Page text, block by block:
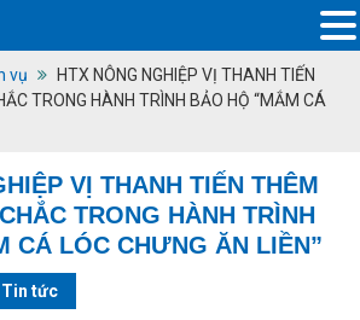
vụ
HTX NÔNG NGHIỆP VỊ THANH TIẾN
TRONG HÀNH TRÌNH BẢO HỘ “MẮM CÁ
VỊ THANH TIẾN THÊM
TRONG HÀNH TRÌNH
CÁ LÓC CHƯNG ĂN LIỀN”
Tin tức